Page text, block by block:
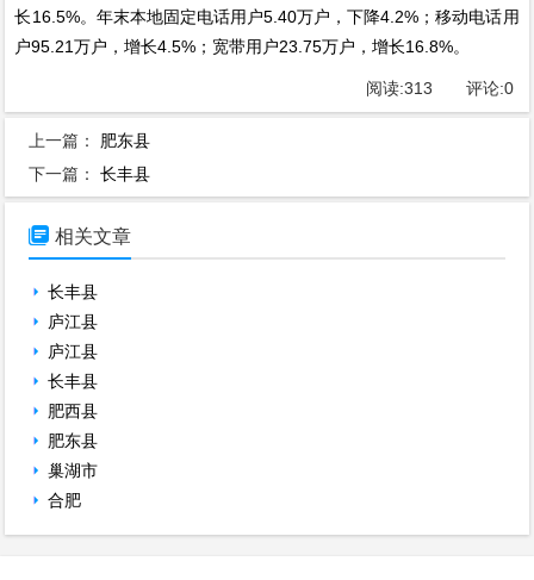
长16.5%。年末本地固定电话用户5.40万户，下降4.2%；移动电话用
户95.21万户，增长4.5%；宽带用户23.75万户，增长16.8%。
阅读:313 评论:0
上一篇： 肥东县
下一篇：长丰县
 相关文章
长丰县
庐江县
庐江县
长丰县
肥西县
肥东县
巢湖市
合肥